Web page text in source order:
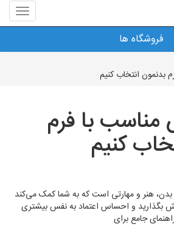
منوی
سایت
آرا
فروشگاه ها
بدنمون انتخاب کنیم
با فرم
کنیم
بدن، هنر و مهارتی است که به شما کمک می‌کند
بگذارید و احساس اعتماد به نفس بیشتری
جامع برای